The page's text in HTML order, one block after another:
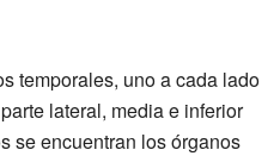
temporales, uno a cada lado
lateral, media e inferior
se encuentran los órganos